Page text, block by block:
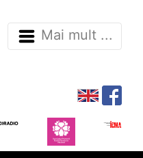
Mai mult ...